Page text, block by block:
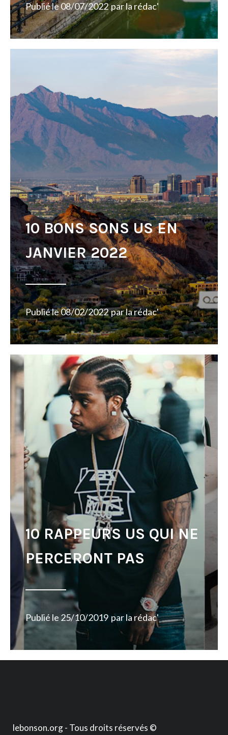
Publié le08/07/2022 parla rédac'
10 BONS SONS US EN
JANVIER 2022
Publié le08/02/2022 parla rédac'
10 RAPPEURS US QUI NE
PERCERONT PAS
Publié le 25/10/2019 parla rédac'
lebonson.org - Tous droits réservés ©